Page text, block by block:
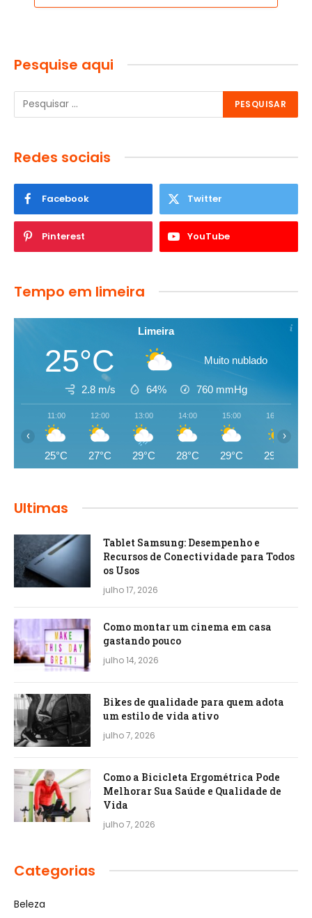
Pesquise aqui
Redes sociais
Facebook Twitter
Pinterest YouTube
Tempo em limeira
Limeira
25°C Muito nublado
2.8 m/s 64% 760 mmHg
11:00
25°C
12:00
27°C
13:00
29°C
14:00
28°C
15:00
29°C
16:00
29°C
‹ ›
Ultimas
Tablet Samsung: Desempenho e
Recursos de Conectividade para Todos
os Usos
julho 17, 2026
Como montar um cinema em casa
gastando pouco
julho 14, 2026
Bikes de qualidade para quem adota
um estilo de vida ativo
julho 7, 2026
Como a Bicicleta Ergométrica Pode
Melhorar Sua Saúde e Qualidade de
Vida
julho 7, 2026
Categorias
Beleza